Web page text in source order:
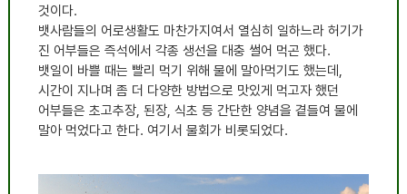
것이다.
뱃사람들의 어로생활도 마찬가지여서 열심히 일하느라 허기가
진 어부들은 즉석에서 각종 생선을 대충 썰어 먹곤 했다.
뱃일이 바쁠 때는 빨리 먹기 위해 물에 말아먹기도 했는데,
시간이 지나며 좀 더 다양한 방법으로 맛있게 먹고자 했던
어부들은 초고추장, 된장, 식초 등 간단한 양념을 곁들여 물에
말아 먹었다고 한다. 여기서 물회가 비롯되었다.